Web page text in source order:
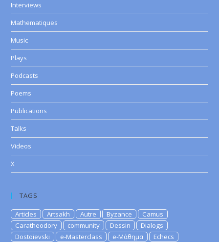
Interviews
Mathematiques
Music
Plays
Podcasts
Poems
Publications
Talks
Videos
X
TAGS
Articles Artsakh Autre Byzance
Camus
Caratheodory
community Dessin
Dialogs
Dostoievski
e-Masterclass e-Μάθημα
Echecs